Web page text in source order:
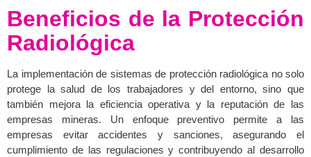
Beneficios de la Protección
Radiológica
La implementación de sistemas de protección radiológica no solo
protege la salud de los trabajadores y del entorno, sino que
también mejora la eficiencia operativa y la reputación de las
empresas mineras. Un enfoque preventivo permite a las
empresas evitar accidentes y sanciones, asegurando el
cumplimiento de las regulaciones y contribuyendo al desarrollo